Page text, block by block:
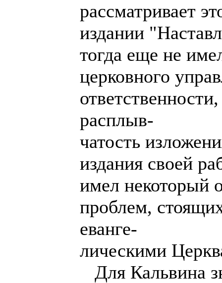
рассматривает
издании
тогда еще не
церковного
расплыв-
чатость
издания своей
имел некоторый
проблем,
еванге-
лическими
Для Кальвина